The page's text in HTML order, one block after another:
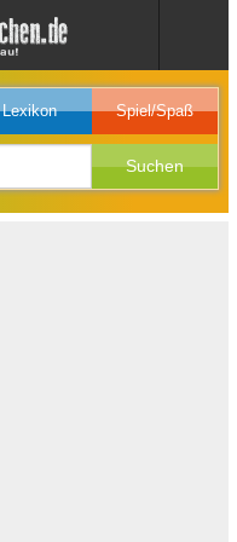
Lexikon Spiel/Spaß